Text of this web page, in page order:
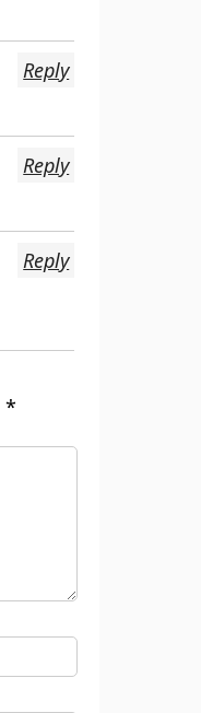
Reply
Reply
Reply
*